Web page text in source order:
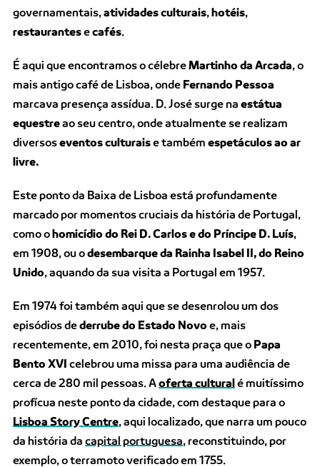
governamentais,atividades culturais,hotéis,
restaurantesecafés.
É aqui que encontramos o célebreMartinho da Arcada, o
mais antigo café de Lisboa, onde Fernando Pessoa
marcava presença assídua. D. José surge na estátua
equestreao seu centro, onde atualmente se realizam
diversoseventos culturaise também espetáculosao ar
livre.
Este ponto da Baixa de Lisboa está profundamente
marcado por momentos cruciais da história de Portugal,
como ohomicídio do Rei D. Carlos e do Príncipe D. Luís,
em 1908, ou odesembarque da Rainha Isabel II, do Reino
Unido, aquando da sua visita a Portugal em 1957.
Em 1974 foi também aqui que se desenrolou um dos
episódios dederrube do Estado Novo e, mais
recentemente, em 2010, foi nesta praça que o Papa
Bento XVI celebrou uma missa para uma audiência de
cerca de 280 mil pessoas. Aoferta culturalé muitíssimo
profícua neste ponto da cidade, com destaque para o
Lisboa Story Centre, aqui localizado, que narra um pouco
da história da capital portuguesa, reconstituindo, por
exemplo, o terramoto verificado em 1755.